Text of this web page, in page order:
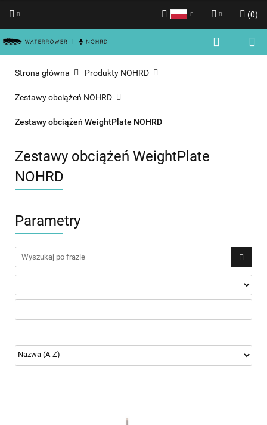
Zaloguj się
(0)
Strona główna Produkty NOHRD
Zestawy obciążeń NOHRD
Zestawy obciążeń WeightPlate NOHRD
Zestawy obciążeń WeightPlate
NOHRD
Parametry